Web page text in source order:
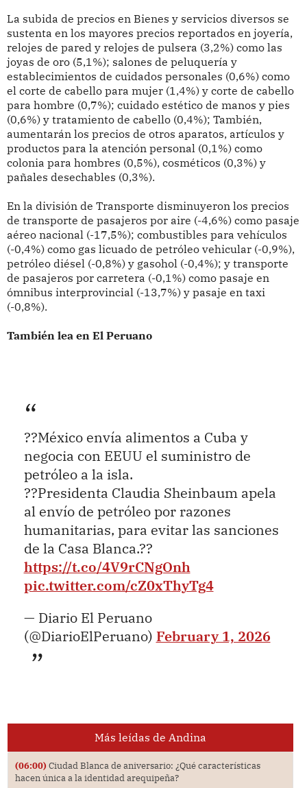
La subida de precios en Bienes y servicios diversos se
sustenta en los mayores precios reportados en joyería,
relojes de pared y relojes de pulsera (3,2%) como las
joyas de oro (5,1%); salones de peluquería y
establecimientos de cuidados personales (0,6%) como
el corte de cabello para mujer (1,4%) y corte de cabello
para hombre (0,7%); cuidado estético de manos y pies
(0,6%) y tratamiento de cabello (0,4%); También,
aumentarán los precios de otros aparatos, artículos y
productos para la atención personal (0,1%) como
colonia para hombres (0,5%), cosméticos (0,3%) y
pañales desechables (0,3%).
En la división de Transporte disminuyeron los precios
de transporte de pasajeros por aire (-4,6%) como pasaje
aéreo nacional (-17,5%); combustibles para vehículos
(-0,4%) como gas licuado de petróleo vehicular (-0,9%),
petróleo diésel (-0,8%) y gasohol (-0,4%); y transporte
de pasajeros por carretera (-0,1%) como pasaje en
ómnibus interprovincial (-13,7%) y pasaje en taxi
(-0,8%).
También lea en El Peruano
??México envía alimentos a Cuba y
negocia con EEUU el suministro de
petróleo a la isla.
??Presidenta Claudia Sheinbaum apela
al envío de petróleo por razones
humanitarias, para evitar las sanciones
de la Casa Blanca.??
https://t.co/4V9rCNgOnh
pic.twitter.com/cZ0xThyTg4
— Diario El Peruano
(@DiarioElPeruano) February 1, 2026
Más leídas de Andina
(06:00) Ciudad Blanca de aniversario: ¿Qué características
hacen única a la identidad arequipeña?